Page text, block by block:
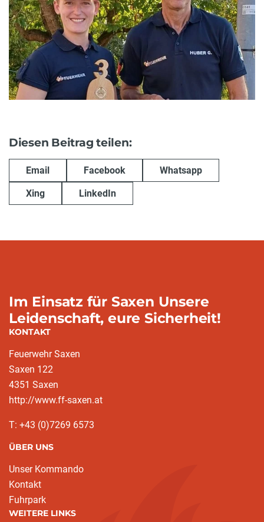
Diesen Beitrag teilen:
Email Facebook Whatsapp
Xing LinkedIn
Im Einsatz für Saxen Unsere
Leidenschaft, eure Sicherheit!
KONTAKT
Feuerwehr Saxen
Saxen 122
4351 Saxen
http://www.ff-saxen.at
T: +43 (0)7269 6573
ÜBER UNS
Unser Kommando
Kontakt
Fuhrpark
WEITERE LINKS